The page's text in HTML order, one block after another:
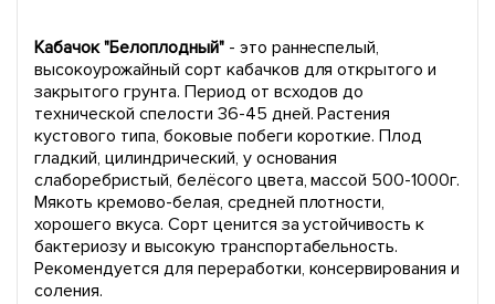
Кабачок "Белоплодный"- это раннеспелый,
высокоурожайный сорт кабачков для открытого и
закрытого грунта. Период от всходов до
технической спелости 36-45 дней. Растения
кустового типа, боковые побеги короткие. Плод
гладкий, цилиндрический, у основания
слаборебристый, белёсого цвета, массой 500-1000г.
Мякоть кремово-белая, средней плотности,
хорошего вкуса. Сорт ценится за устойчивость к
бактериозу и высокую транспортабельность.
Рекомендуется для переработки, консервирования и
соления.